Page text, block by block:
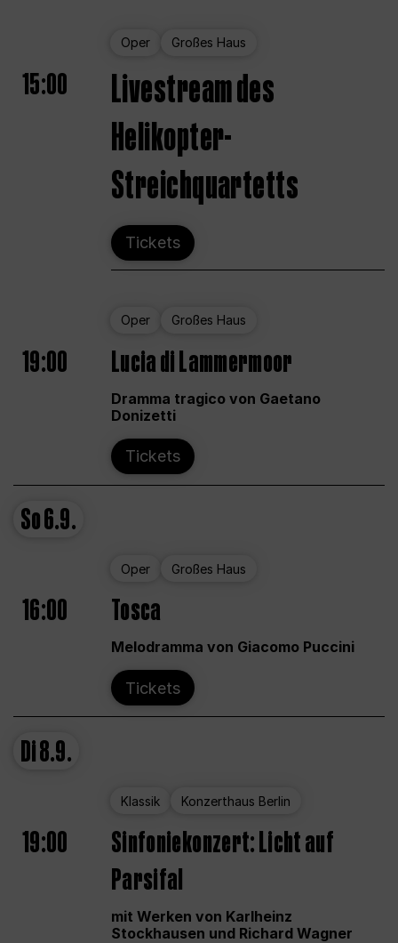
Oper Großes Haus
15:00
Livestream des
Helikopter-
Streichquartetts
Tickets
Oper Großes Haus
19:00 Lucia di Lammermoor
Dramma tragico von Gaetano
Donizetti
Tickets
So6.9.
Oper Großes Haus
16:00 Tosca
Melodramma von Giacomo Puccini
Tickets
Di8.9.
Klassik Konzerthaus Berlin
19:00
Sinfoniekonzert: Licht auf
Parsifal
mit Werken von Karlheinz
Stockhausen und Richard Wagner